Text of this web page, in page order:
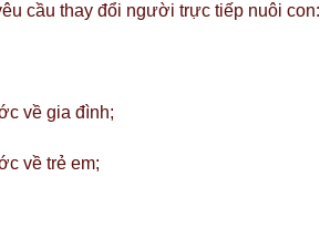
cầu thay đổi người trực tiếp nuôi con:
về gia đình;
về trẻ em;